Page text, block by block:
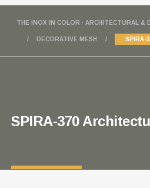
THE INOX IN COLOR · ARCHITECTURAL &
DECORATIVE MESH SPIRA-
SPIRA-370